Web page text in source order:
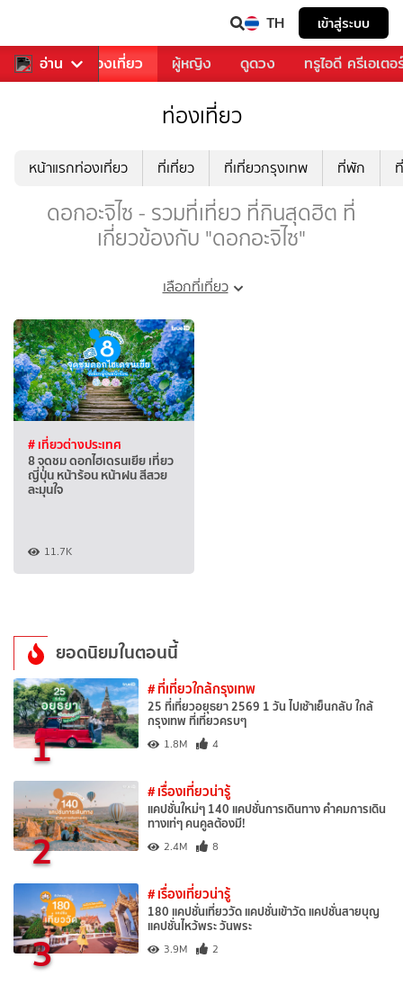
TH เข้าสู่ระบบ
อ่าน
อาหาร ท่องเที่ยว ผู้หญิง ดูดวง ทรูไอดี ครีเอเตอ
ท่องเที่ยว
หน้าแรกท่องเที่ยว ที่เที่ยว ที่เที่ยวกรุงเทพ ที่พัก
ดอกอะจิไซ - รวมที่เที่ยว ที่กินสุดฮิต ที่
เกี่ยวข้องกับ "ดอกอะจิไซ"
เลือกที่เที่ยว
# เที่ยวต่างประเทศ
8 จุดชม ดอกไฮเดรนเยีย เที่ยว
ญี่ปุ่น หน้าร้อน หน้าฝน สีสวย
ละมุนใจ
11.7K
ยอดนิยมในตอนนี้
1
# ที่เที่ยวใกล้กรุงเทพ
25 ที่เที่ยวอยุธยา 2569 1 วัน ไปเช้าเย็นกลับ ใกล้
กรุงเทพ ที่เที่ยวครบๆ
1.8M 4
2
# เรื่องเที่ยวน่ารู้
แคปชั่นใหม่ๆ 140 แคปชั่นการเดินทาง คำคมการเดิน
ทางเท่ๆ คนคูลต้องมี!
2.4M 8
3
# เรื่องเที่ยวน่ารู้
180 แคปชั่นเที่ยววัด แคปชั่นเข้าวัด แคปชั่นสายบุญ
แคปชั่นไหว้พระ วันพระ
3.9M 2